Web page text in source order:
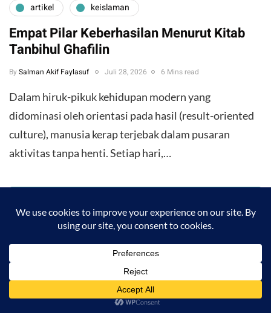
artikel keislaman
Empat Pilar Keberhasilan Menurut Kitab
Tanbihul Ghafilin
By Salman Akif Faylasuf Juli 28, 2026 6 Mins read
Dalam hiruk-pikuk kehidupan modern yang
didominasi oleh orientasi pada hasil (result-oriented
culture), manusia kerap terjebak dalam pusaran
aktivitas tanpa henti. Setiap hari,…